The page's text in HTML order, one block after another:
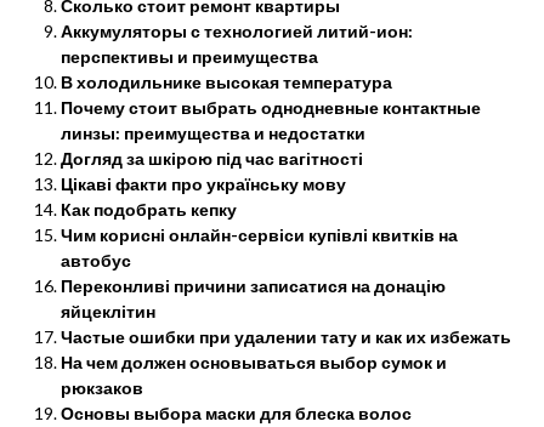
Сколько стоит ремонт квартиры
Аккумуляторы с технологией литий-ион:
перспективы и преимущества
В холодильнике высокая температура
Почему стоит выбрать однодневные контактные
линзы: преимущества и недостатки
Догляд за шкірою під час вагітності
Цікаві факти про українську мову
Как подобрать кепку
Чим корисні онлайн-сервіси купівлі квитків на
автобус
Переконливі причини записатися на донацію
яйцеклітин
Частые ошибки при удалении тату и как их избежать
На чем должен основываться выбор сумок и
рюкзаков
Основы выбора маски для блеска волос